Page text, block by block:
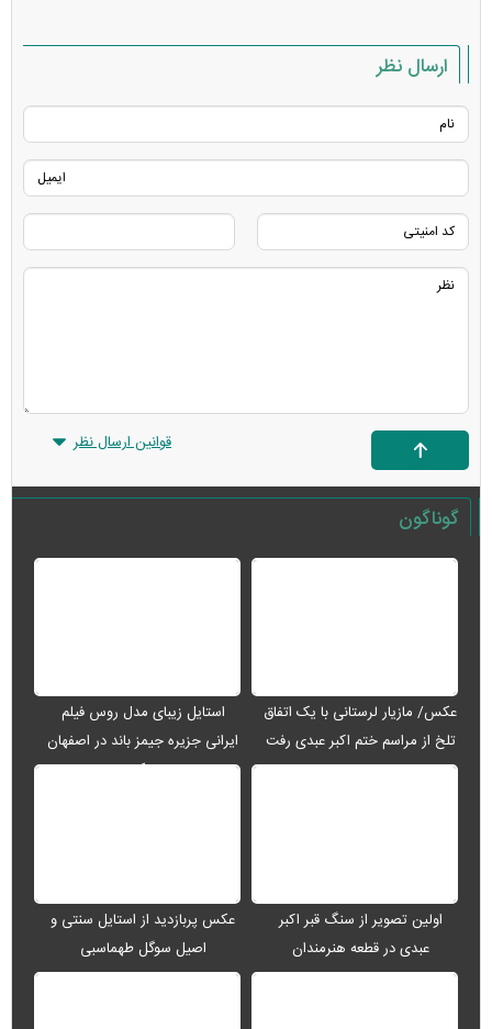
ارسال نظر
قوانین ارسال نظر
گوناگون
عکس/ مازیار لرستانی با یک اتفاق
تلخ از مراسم ختم اکبر عبدی رفت
استایل زیبای مدل روس فیلم
ایرانی جزیره جیمز باند در اصفهان
+ عکس
اولین تصویر از سنگ قبر اکبر
عبدی در قطعه هنرمندان
عکس پربازدید از استایل سنتی و
اصیل سوگل طهماسبی